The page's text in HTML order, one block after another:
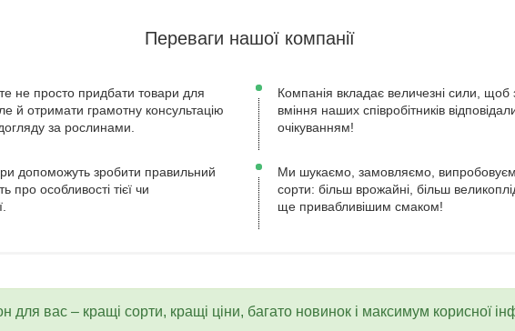
Переваги нашої компанії
не просто придбати товари для
й отримати грамотну консультацію
за рослинами.
Компанія вкладає величезні сили, щоб
вміння наших співробітників
очікуванням!
допоможуть зробити правильний
про особливості тієї чи
Ми шукаємо, замовляємо,
сорти: більш врожайні, більш
ще привабливішим смаком!
для вас – кращі сорти, кращі ціни, багато новинок і максимум корисної